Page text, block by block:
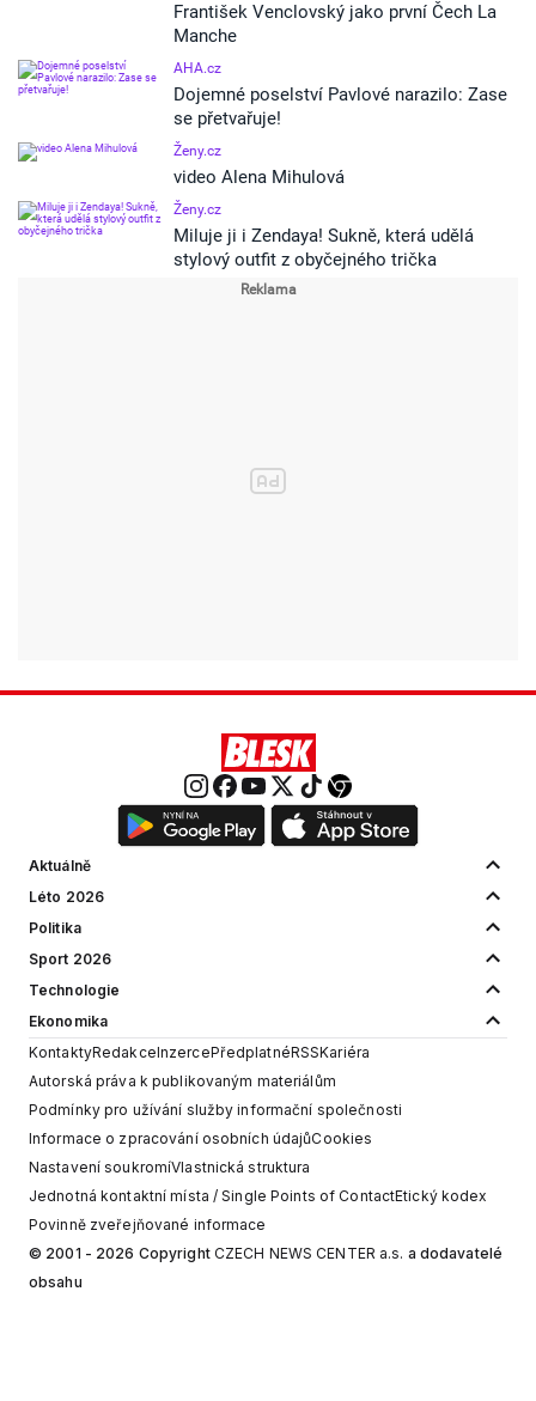
František Venclovský jako první Čech La
Manche
AHA.cz
Dojemné poselství Pavlové narazilo: Zase
se přetvařuje!
Ženy.cz
video Alena Mihulová
Ženy.cz
Miluje ji i Zendaya! Sukně, která udělá
stylový outfit z obyčejného trička
Aktuálně
Léto 2026
Politika
Sport 2026
Technologie
Ekonomika
KontaktyRedakceInzercePředplatnéRSSKariéra
Autorská práva k publikovaným materiálům
Podmínky pro užívání služby informační společnosti
Informace o zpracování osobních údajůCookies
Nastavení soukromíVlastnická struktura
Jednotná kontaktní místa / Single Points of ContactEtický kodex
Povinně zveřejňované informace
© 2001 - 2026 Copyright CZECH NEWS CENTER a.s. a dodavatelé
obsahu